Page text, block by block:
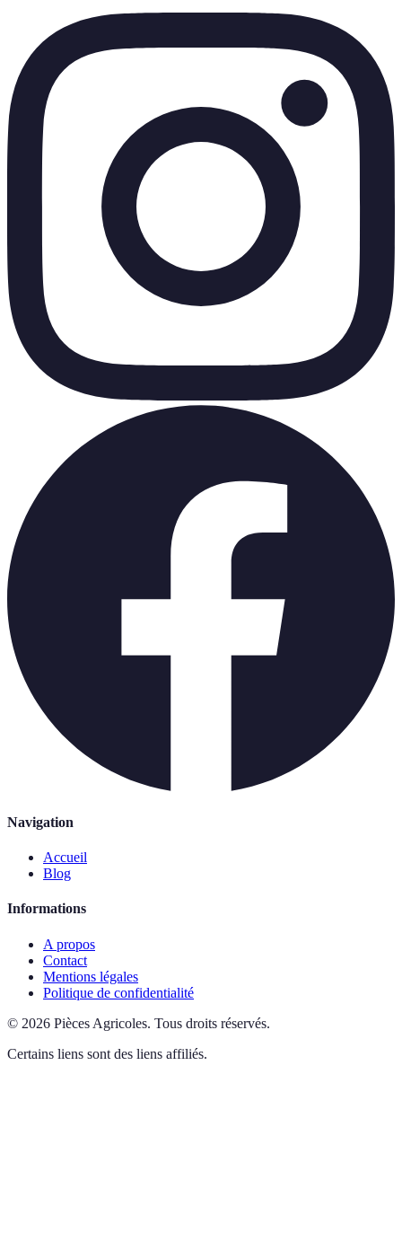
Navigation
Accueil
Blog
Informations
A propos
Contact
Mentions légales
Politique de confidentialité
© 2026 Pièces Agricoles. Tous droits réservés.
Certains liens sont des liens affiliés.